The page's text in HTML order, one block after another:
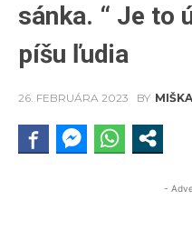
sánka. “ Je to
píšu ľudia
26. FEBRUÁRA 2023 BY
-